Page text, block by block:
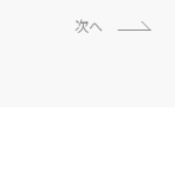
次へ